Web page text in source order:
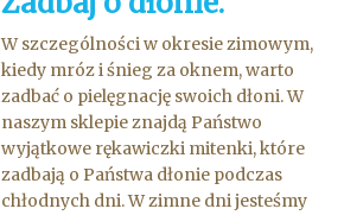
W szczególności w okresie zimowym,
kiedy mróz i śnieg za oknem, warto
zadbać o pielęgnację swoich dłoni. W
naszym sklepie znajdą Państwo
wyjątkowe rękawiczki mitenki, które
zadbają o Państwa dłonie podczas
chłodnych dni. W zimne dni jesteśmy